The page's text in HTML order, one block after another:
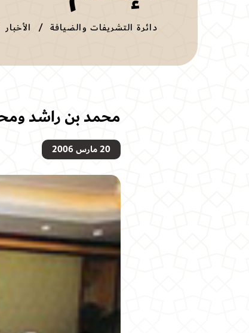
دائرة التشريفات والضيافة الأخبار
محمد بن راشد
20 مارس 2006